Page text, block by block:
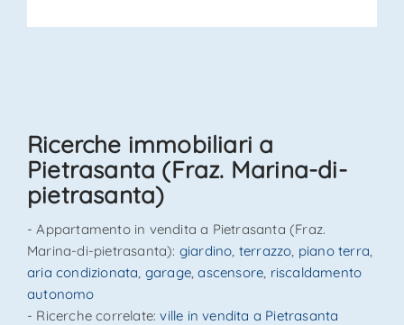
Ricerche immobiliari a
Pietrasanta (Fraz. Marina-di-
pietrasanta)
- Appartamento in vendita a Pietrasanta (Fraz.
Marina-di-pietrasanta): giardino terrazzo piano terra
aria condizionata garage ,ascensore riscaldamento
autonomo
- Ricerche correlate:ville in vendita a Pietrasanta
INVIA